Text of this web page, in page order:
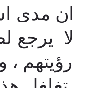
ان مدى
لا يرجع
رؤيتهم